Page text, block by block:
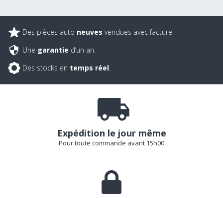
Des pièces auto neuves vendues avec facture.
Une garantie d’un an.
Des stocks en temps réel.
Expédition le jour même
Pour toute commande avant 15h00